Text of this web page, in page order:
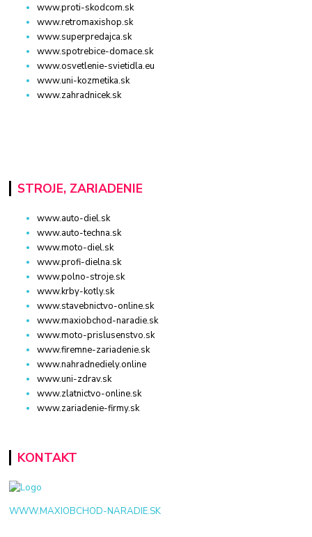
www.proti-skodcom.sk
www.retromaxishop.sk
www.superpredajca.sk
www.spotrebice-domace.sk
www.osvetlenie-svietidla.eu
www.uni-kozmetika.sk
www.zahradnicek.sk
STROJE, ZARIADENIE
www.auto-diel.sk
www.auto-techna.sk
www.moto-diel.sk
www.profi-dielna.sk
www.polno-stroje.sk
www.krby-kotly.sk
www.stavebnictvo-online.sk
www.maxiobchod-naradie.sk
www.moto-prislusenstvo.sk
www.firemne-zariadenie.sk
www.nahradnediely.online
www.uni-zdrav.sk
www.zlatnictvo-online.sk
www.zariadenie-firmy.sk
KONTAKT
WWW.MAXIOBCHOD-NARADIE.SK